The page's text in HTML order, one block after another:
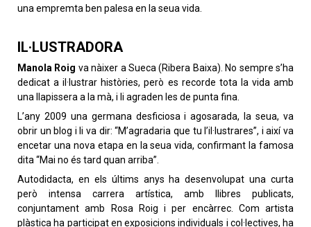
una empremta ben palesa en la seua vida.
IL·LUSTRADORA
Manola Roig va nàixer a Sueca (Ribera Baixa). No sempre s’ha
dedicat a il·lustrar històries, però es recorde tota la vida amb
una llapissera a la mà, i li agraden les de punta fina.
L’any 2009 una germana desficiosa i agosarada, la seua, va
obrir un blog i li va dir: “M’agradaria que tu l’il·lustrares”, i així va
encetar una nova etapa en la seua vida, confirmant la famosa
dita “Mai no és tard quan arriba”.
Autodidacta, en els últims anys ha desenvolupat una curta
però intensa carrera artística, amb llibres publicats,
conjuntament amb Rosa Roig i per encàrrec. Com artista
plàstica ha participat en exposicions individuals i col·lectives, ha